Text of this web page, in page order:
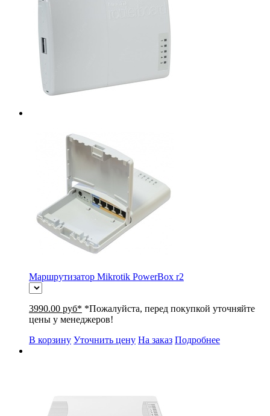
Маршрутизатор Mikrotik PowerBox r2
3990.00 руб* *Пожалуйста, перед покупкой уточняйте
цены у менеджеров!
В корзину Уточнить цену На заказ Подробнее